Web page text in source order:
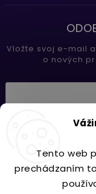
Tento web
prechádzaním
Vložte svoj e-mail
o nových